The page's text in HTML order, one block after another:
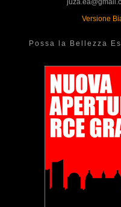
Versione
Possa la Bellezza